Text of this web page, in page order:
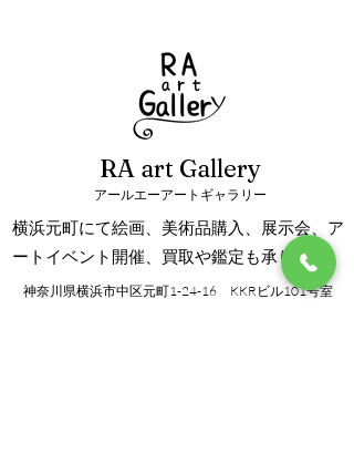
RA art Gallery
アールエーアートギャラリー
横浜元町にて絵画、美術品購入、展示会、ア
ートイベント開催、買取や鑑定も承ります。
神奈川県横浜市中区元町1-24-16 KKRビル101号室